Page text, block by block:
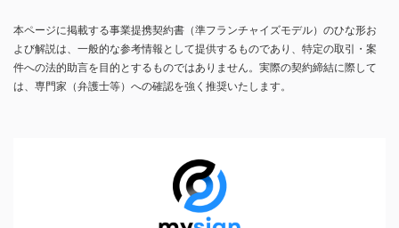
本ページに掲載する事業提携契約書（準フランチャイズモデル）のひな形お
よび解説は、一般的な参考情報として提供するものであり、特定の取引・案
件への法的助言を目的とするものではありません。実際の契約締結に際して
は、専門家（弁護士等）への確認を強く推奨いたします。